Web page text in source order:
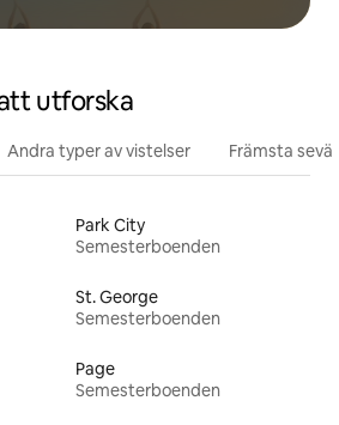
utforska
Andra typer av vistelser Främsta
Park City
Semesterboenden
St. George
Semesterboenden
Page
Semesterboenden